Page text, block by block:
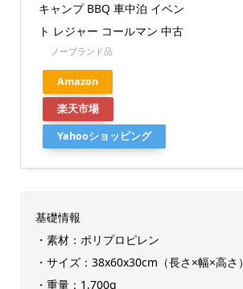
キャンプ BBQ 車中泊 イベン
ト レジャー コールマン 中古
ノーブランド品
Amazon
楽天市場
Yahooショッピング
基礎情報
・素材：ポリプロピレン
・サイズ：38x60x30cm（長さ×幅×高さ）
・重量：1,700g